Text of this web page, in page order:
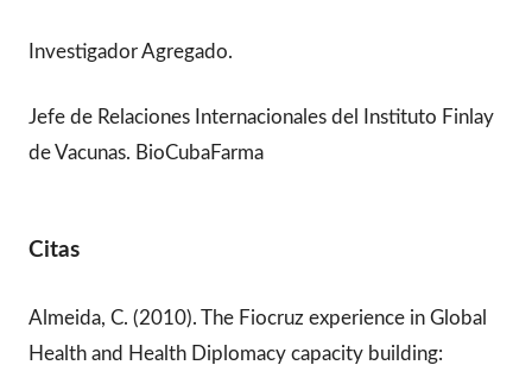
Investigador Agregado.
Jefe de Relaciones Internacionales del Instituto Finlay
de Vacunas. BioCubaFarma
Citas
Almeida, C. (2010). The Fiocruz experience in Global
Health and Health Diplomacy capacity building: